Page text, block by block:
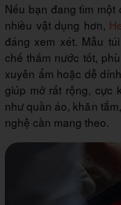
Nếu bạn đang tìm một
nhiều vật dụng hơn,
đáng xem xét. Mẫu
chế thấm nước tốt,
xuyên ẩm hoặc dễ
giúp mở rất rộng, cực
như quần áo, khăn
nghệ cần mang theo.